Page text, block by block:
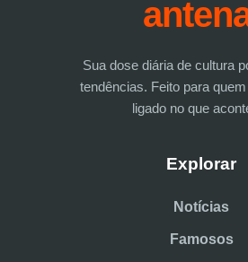
Sua dose diária de cultura
tendências. Feito para
ligado no que
Explorar
Notícias
Famosos